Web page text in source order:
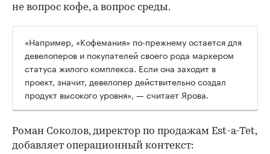
не вопрос кофе, а вопрос среды.
«Например, «Кофемания» по-прежнему остается для
девелоперов и покупателей своего рода маркером
статуса жилого комплекса. Если она заходит в
проект, значит, девелопер действительно создал
продукт высокого уровня», — считает Ярова.
Роман Соколов, директор по продажам Est-a-Tet,
добавляет операционный контекст: